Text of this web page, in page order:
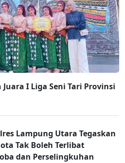
Juara I Liga Seni Tari Provinsi
Lampung Utara Tegaskan
Tak Boleh Terlibat
dan Perselingkuhan